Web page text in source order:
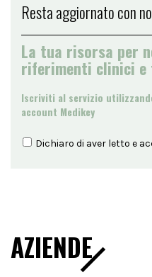
Resta aggiornato con
La tua risorsa per
riferimenti clinici e
Iscriviti al servizio
account Medikey
Dichiaro di aver letto e
AZIENDE